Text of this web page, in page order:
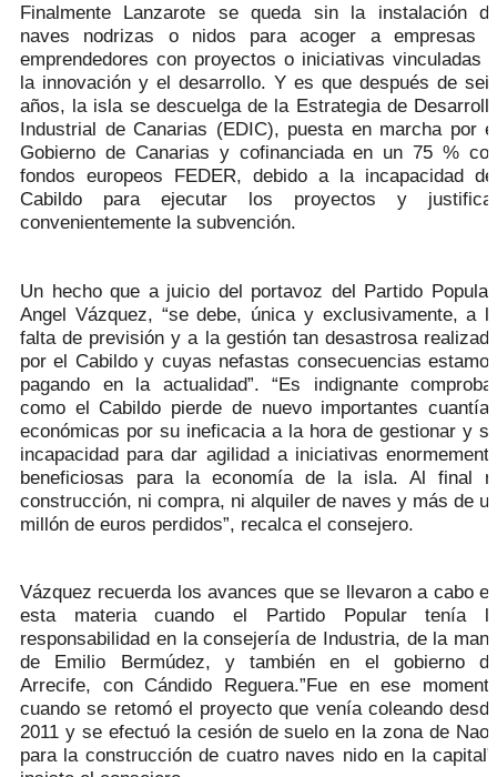
Finalmente Lanzarote se queda sin la instalación
naves nodrizas o nidos para acoger a empresas
emprendedores con proyectos o iniciativas vinculadas
la innovación y el desarrollo. Y es que después de
años, la isla se descuelga de la Estrategia de
Industrial de Canarias (EDIC), puesta en marcha por
Gobierno de Canarias y cofinanciada en un 75 %
fondos europeos FEDER, debido a la incapacidad
Cabildo para ejecutar los proyectos y
convenientemente la subvención.
Un hecho que a juicio del portavoz del Partido
Angel Vázquez, “se debe, única y exclusivamente, a
falta de previsión y a la gestión tan desastrosa
por el Cabildo y cuyas nefastas consecuencias
pagando en la actualidad”. “Es indignante
como el Cabildo pierde de nuevo importantes
económicas por su ineficacia a la hora de gestionar y
incapacidad para dar agilidad a iniciativas
beneficiosas para la economía de la isla. Al final
construcción, ni compra, ni alquiler de naves y más de
millón de euros perdidos”, recalca el consejero.
Vázquez recuerda los avances que se llevaron a cabo
esta materia cuando el Partido Popular tenía
responsabilidad en la consejería de Industria, de la
de Emilio Bermúdez, y también en el gobierno
Arrecife, con Cándido Reguera.”Fue en ese
cuando se retomó el proyecto que venía coleando
2011 y se efectuó la cesión de suelo en la zona de
para la construcción de cuatro naves nido en la